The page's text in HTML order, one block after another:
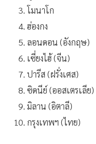
โมนาโก
ฮ่องกง
ลอนดอน (อังกฤษ)
เซี่ยงไฮ้ (จีน)
ปารีส (ฝรั่งเศส)
ซิดนีย์ (ออสเตรเลีย)
มิลาน (อิตาลี)
กรุงเทพฯ (ไทย)